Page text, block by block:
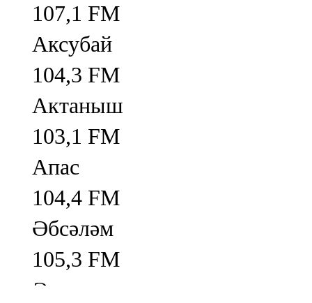
107,1 FM
Аксубай
104,3 FM
Актаныш
103,1 FM
Апас
104,4 FM
Әбсәләм
105,3 FM
Әлмәт